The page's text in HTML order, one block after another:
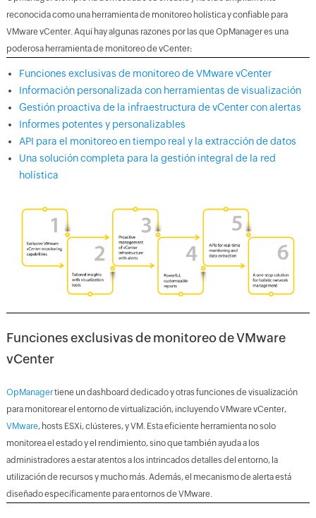
reconocida como una herramienta de monitoreo holística y confiable para
VMware vCenter. Aquí hay algunas razones por las que OpManager es una
poderosa herramienta de monitoreo de vCenter:
Funciones exclusivas de monitoreo de VMware vCenter
Información personalizada con herramientas de visualización
Gestión proactiva de la infraestructura de vCenter con alertas
Informes potentes y personalizables
API para el monitoreo en tiempo real y la extracción de datos
Una solución completa para la gestión integral de la red
holística
Funciones exclusivas de monitoreo de VMware
vCenter
OpManagertiene un dashboard dedicado y otras funciones de visualización
para monitorear el entorno de virtualización, incluyendo VMware vCenter,
VMware, hosts ESXi, clústeres, y VM. Esta eficiente herramienta no solo
monitorea el estado y el rendimiento, sino que también ayuda a los
administradores a estar atentos a los intrincados detalles del entorno, la
utilización de recursos y mucho más. Además, el mecanismo de alerta está
diseñado específicamente para entornos de VMware.